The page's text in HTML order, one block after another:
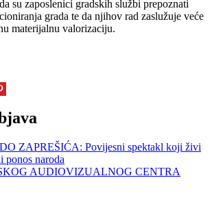
su zaposlenici gradskih službi prepoznati
grada te da njihov rad zaslužuje veće
materijalnu valorizaciju.
ZAPREŠIĆA: Povijesni spektakl koji živi
ponos naroda
AUDIOVIZUALNOG CENTRA